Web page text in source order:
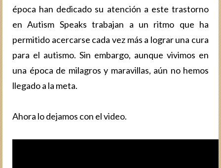
época han dedicado su atención a este trastorno
en Autism Speaks trabajan a un ritmo que ha
permitido acercarse cada vez más a lograr una cura
para el autismo. Sin embargo, aunque vivimos en
una época de milagros y maravillas, aún no hemos
llegado a la meta.
Ahora lo dejamos con el video.